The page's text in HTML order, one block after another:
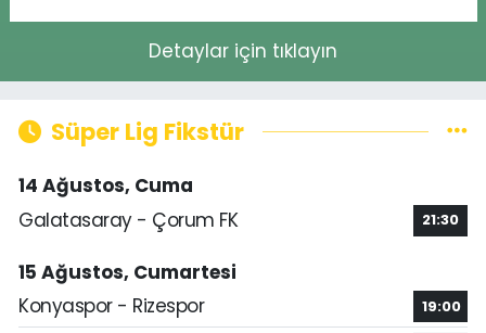
Detaylar için tıklayın
Süper Lig Fikstür
14 Ağustos, Cuma
Galatasaray - Çorum FK
21:30
15 Ağustos, Cumartesi
Konyaspor - Rizespor
19:00